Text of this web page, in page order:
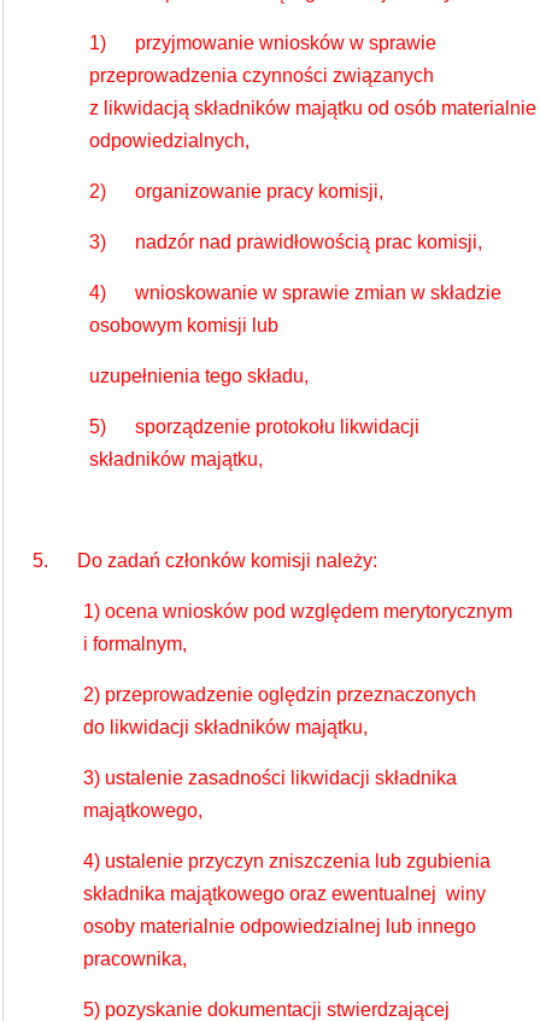
1) przyjmowanie wniosków w sprawie
przeprowadzenia czynności związanych
z likwidacją składników majątku od osób materialnie
odpowiedzialnych,
2) organizowanie pracy komisji,
3) nadzór nad prawidłowością prac komisji,
4) wnioskowanie w sprawie zmian w składzie
osobowym komisji lub
uzupełnienia tego składu,
5) sporządzenie protokołu likwidacji
składników majątku,
5. Do zadań członków komisji należy:
1) ocena wniosków pod względem merytorycznym
i formalnym,
2) przeprowadzenie oględzin przeznaczonych
do likwidacji składników majątku,
3) ustalenie zasadności likwidacji składnika
majątkowego,
4) ustalenie przyczyn zniszczenia lub zgubienia
składnika majątkowego oraz ewentualnej winy
osoby materialnie odpowiedzialnej lub innego
pracownika,
5) pozyskanie dokumentacji stwierdzającej